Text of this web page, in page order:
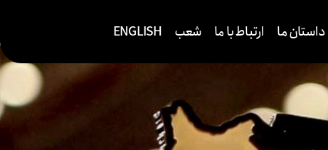
داستان ما ارتباط با ما شعب ENGLISH